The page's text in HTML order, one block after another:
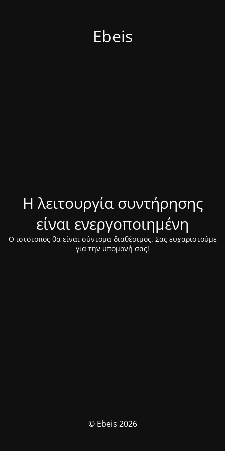
Ebeis
Η λειτουργία συντήρησης
είναι ενεργοποιημένη
Ο ιστότοπος θα είναι σύντομα διαθέσιμος. Σας ευχαριστούμε
για την υπομονή σας!
© Ebeis 2026